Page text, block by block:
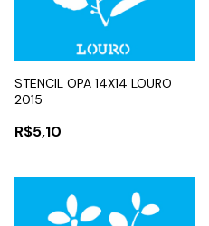
STENCIL OPA 14X14 LOURO
2015
R$5,10